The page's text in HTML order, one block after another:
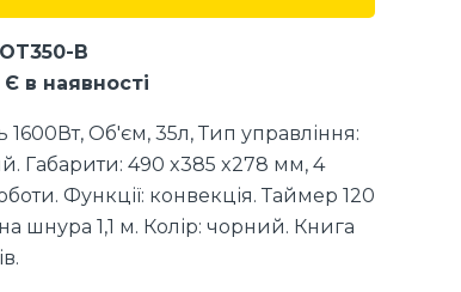
B
Є в наявності
1600Вт, Об'єм, 35л, Тип управління:
Габарити: 490 x385 x278 мм, 4
Функції: конвекція. Таймер 120
шнура 1,1 м. Колір: чорний. Книга